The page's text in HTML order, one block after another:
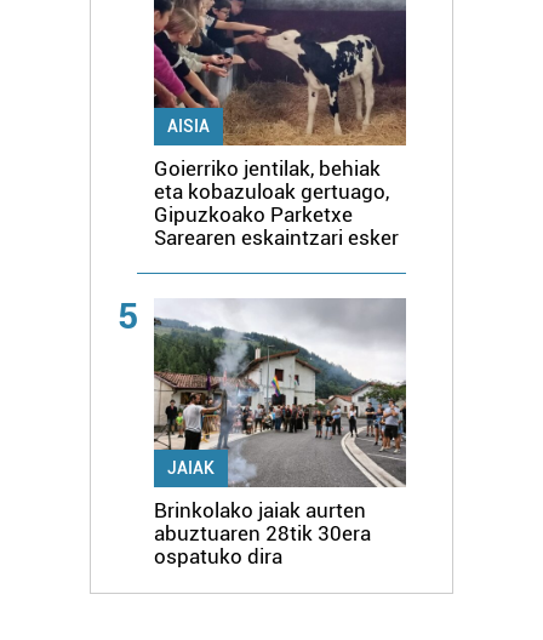
AISIA
Goierriko jentilak, behiak
eta kobazuloak gertuago,
Gipuzkoako Parketxe
Sarearen eskaintzari esker
5
JAIAK
Brinkolako jaiak aurten
abuztuaren 28tik 30era
ospatuko dira